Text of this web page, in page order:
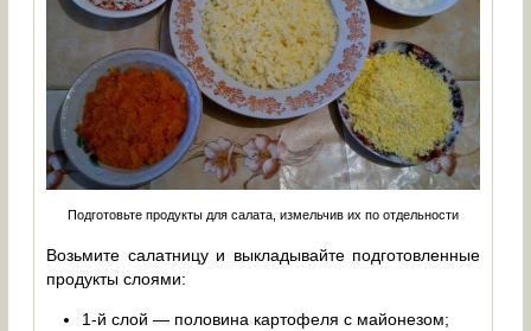
Подготовьте продукты для салата, измельчив их по отдельности
Возьмите салатницу и выкладывайте подготовленные
продукты слоями:
1-й слой — половина картофеля с майонезом;